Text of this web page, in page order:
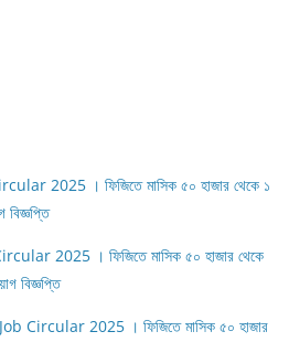
2025 । ফিজিতে মাসিক ৫০ হাজার থেকে ১
বিজ্ঞপ্তি
2025 । ফিজিতে মাসিক ৫০ হাজার থেকে
বিজ্ঞপ্তি
Circular 2025 । ফিজিতে মাসিক ৫০ হাজার